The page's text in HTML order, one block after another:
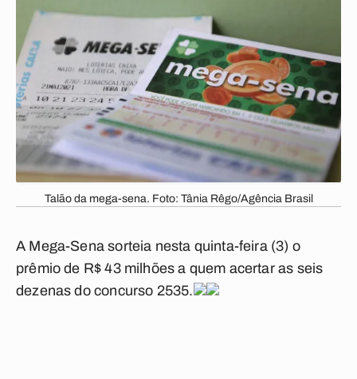
Talão da mega-sena. Foto: Tânia Rêgo/Agência Brasil
A Mega-Sena sorteia nesta quinta-feira (3) o
prêmio de R$ 43 milhões a quem acertar as seis
dezenas do concurso 2535.